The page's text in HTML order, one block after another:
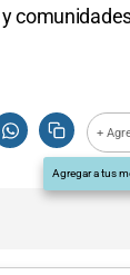
+
Agregar a tus